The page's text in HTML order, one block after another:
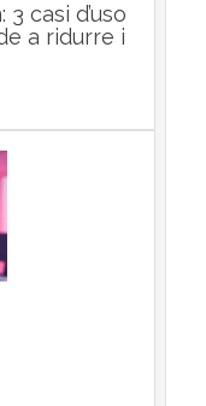
casi d’uso
a ridurre i